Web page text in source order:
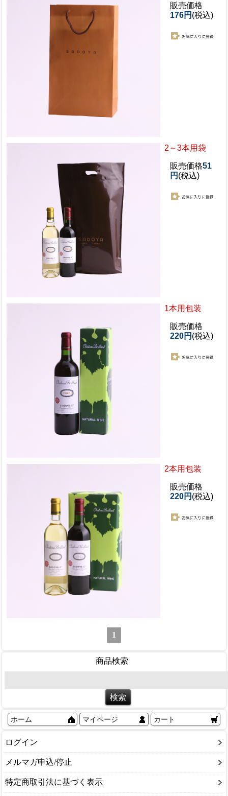
販売価格
176円 (税込)
2～3本用袋
販売価格51
円 (税込)
1本用包装
販売価格
220円 (税込)
2本用包装
販売価格
220円 (税込)
1
商品検索
ホーム マイページ カート
ログイン
メルマガ申込/停止
特定商取引法に基づく表示